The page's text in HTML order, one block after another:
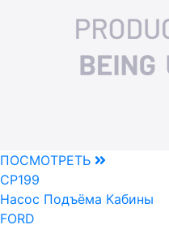
ПОСМОТРЕТЬ
CP199
Насос Подъёма Кабины
FORD